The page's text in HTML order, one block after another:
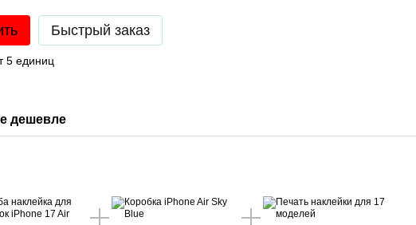
Быстрый заказ
5 единиц
дешевле